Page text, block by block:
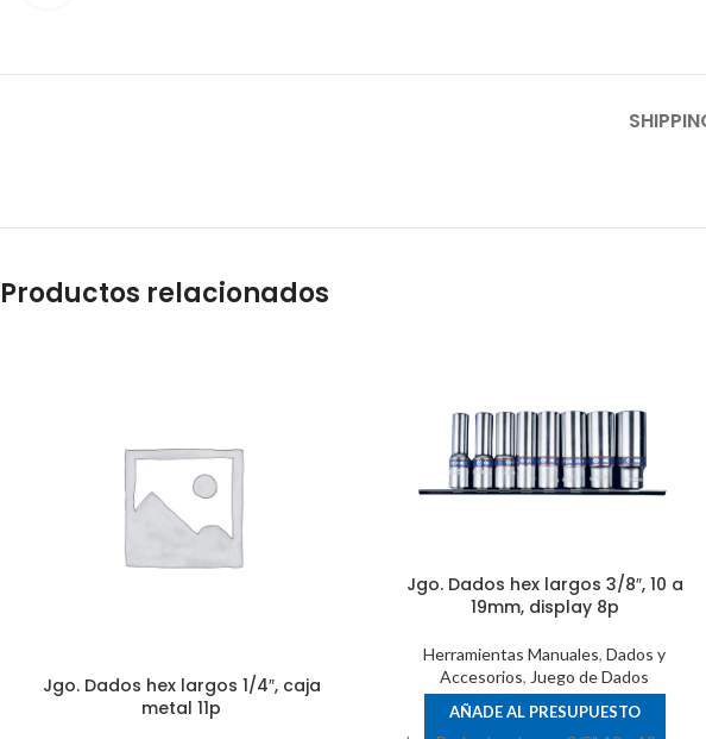
Productos relacionados
Jgo. Dados hex largos 1/4″, caja
metal 11p
Jgo. Dados hex largos 3/8″, 10 a
19mm, display 8p
Herramientas Manuales,Dados y
Accesorios, Juego de Dados
AÑADE AL PRESUPUESTO